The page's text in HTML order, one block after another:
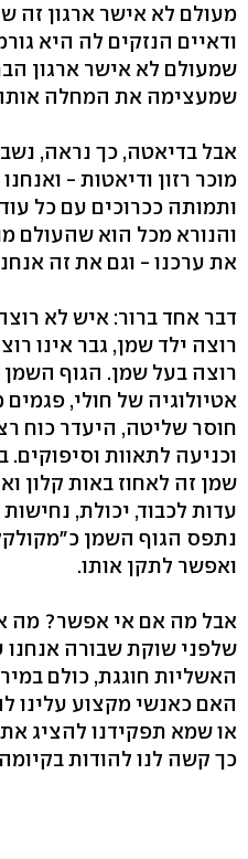
מעולם לא אישר ארגון זה
ודאיים הנזקים לה היא
שמעולם לא אישר ארגון
שמעצימה את המחלה
אבל בדיאטה, כך נראה,
מוכר רזון ודיאטות -
ותמותה ככרוכים עם כל
והנורא מכל הוא שהעולם
את ערכנו - וגם את זה
דבר אחד ברור: איש לא
רוצה ילד שמן, גבר אינו
רוצה בעל שמן. הגוף
אטיולוגיה של חולי, פגמים
חוסר שליטה, היעדר כוח
וכניעה לתאוות
שמן זה לאחוז באות קלון
עדות לכבוד, יכולת,
נתפס הגוף השמן
ואפשר לתקן אותו.
אבל מה אם אי אפשר? מה
שלפני שוקת שבורה
האשליות חוגגת, כולם
האם כאנשי מקצוע עלינו
או שמא תפקידנו להציג
כך קשה לנו להודות